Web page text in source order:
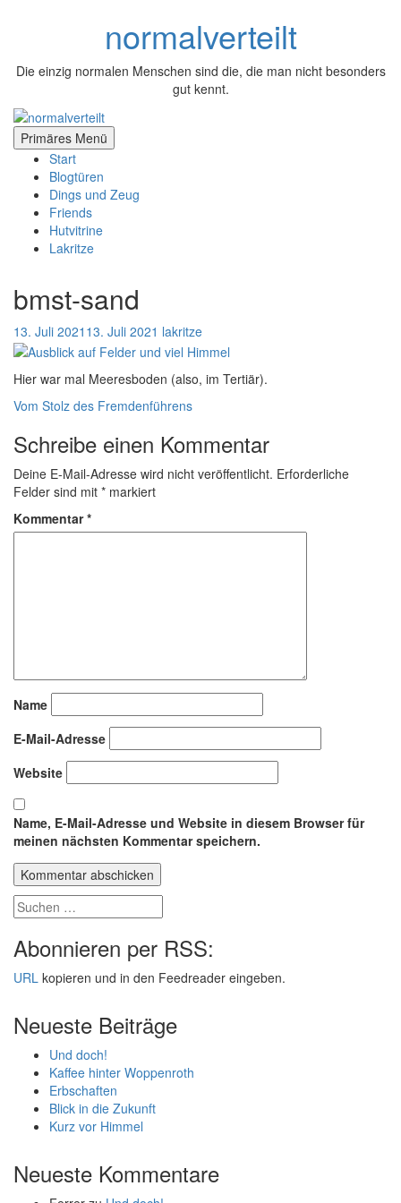
normalverteilt
Die einzig normalen Menschen sind die, die man nicht besonders
gut kennt.
Primäres Menü
Start
Blogtüren
Dings und Zeug
Friends
Hutvitrine
Lakritze
bmst-sand
13. Juli 2021 13. Juli 2021 lakritze
Hier war mal Meeresboden (also, im Tertiär).
Beitragsnavigation
Vom Stolz des Fremdenführens
Schreibe einen Kommentar
Deine E-Mail-Adresse wird nicht veröffentlicht. Erforderliche
Felder sind mit * markiert
Kommentar*
Name
E-Mail-Adresse
Website
Name, E-Mail-Adresse und Website in diesem Browser für
meinen nächsten Kommentar speichern.
Abonnieren per RSS:
URL kopieren und in den Feedreader eingeben.
Neueste Beiträge
Und doch!
Kaffee hinter Woppenroth
Erbschaften
Blick in die Zukunft
Kurz vor Himmel
Neueste Kommentare